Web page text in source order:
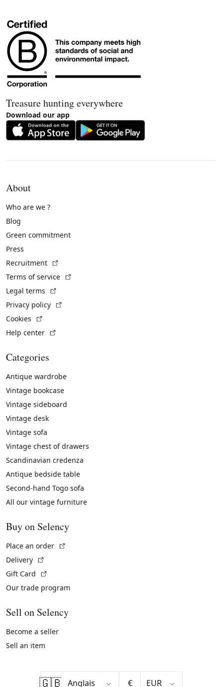
Treasure hunting everywhere
Download our app
About
Who are we ?
Blog
Green commitment
Press
Recruitment
Terms of service
Legal terms
Privacy policy
Cookies
Help center
Categories
Antique wardrobe
Vintage bookcase
Vintage sideboard
Vintage desk
Vintage sofa
Vintage chest of drawers
Scandinavian credenza
Antique bedside table
Second-hand Togo sofa
All our vintage furniture
Buy on Selency
Place an order
Delivery
Gift Card
Our trade program
Sell on Selency
Become a seller
Sell an item
🇬🇧 €